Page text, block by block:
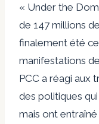
« Under the
de 147 millions
finalement été
manifestations
PCC a réagi
des politiques
mais ont